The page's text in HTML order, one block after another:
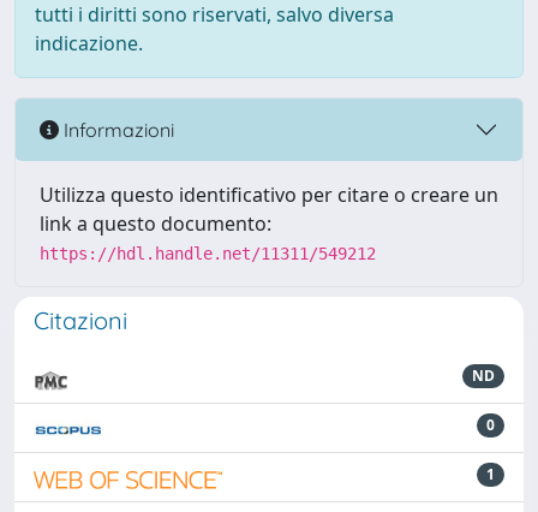
tutti i diritti sono riservati, salvo diversa
indicazione.
Informazioni
Utilizza questo identificativo per citare o creare un
link a questo documento:
https://hdl.handle.net/11311/549212
Citazioni
ND
0
1